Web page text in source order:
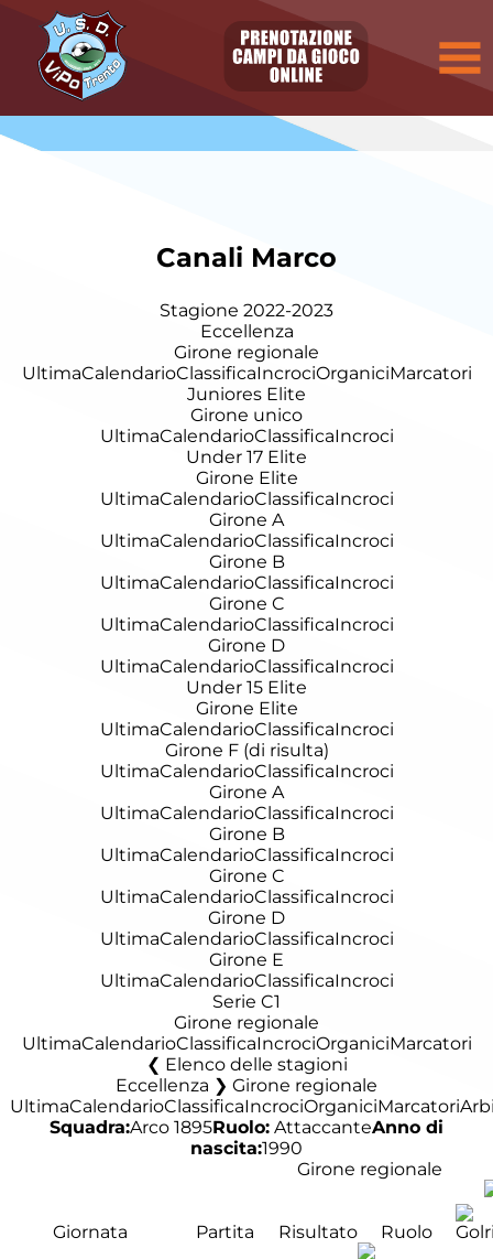
Canali Marco
Stagione 2022-2023
Eccellenza
Girone regionale
UltimaCalendarioClassificaIncrociOrganiciMarcatori
Juniores Elite
Girone unico
UltimaCalendarioClassificaIncroci
Under 17 Elite
Girone Elite
UltimaCalendarioClassificaIncroci
Girone A
UltimaCalendarioClassificaIncroci
Girone B
UltimaCalendarioClassificaIncroci
Girone C
UltimaCalendarioClassificaIncroci
Girone D
UltimaCalendarioClassificaIncroci
Under 15 Elite
Girone Elite
UltimaCalendarioClassificaIncroci
Girone F (di risulta)
UltimaCalendarioClassificaIncroci
Girone A
UltimaCalendarioClassificaIncroci
Girone B
UltimaCalendarioClassificaIncroci
Girone C
UltimaCalendarioClassificaIncroci
Girone D
UltimaCalendarioClassificaIncroci
Girone E
UltimaCalendarioClassificaIncroci
Serie C1
Girone regionale
UltimaCalendarioClassificaIncrociOrganiciMarcatori
Elenco delle stagioni
Eccellenza ❯ Girone regionale
UltimaCalendarioClassificaIncrociOrganiciMarcatori
Squadra:Arco 1895Ruolo: AttaccanteAnno di
nascita:1990
Girone regionale
Giornata Partita Risultato
Ruolo